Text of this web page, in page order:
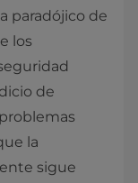
paradójico de
los
de
la
sigue